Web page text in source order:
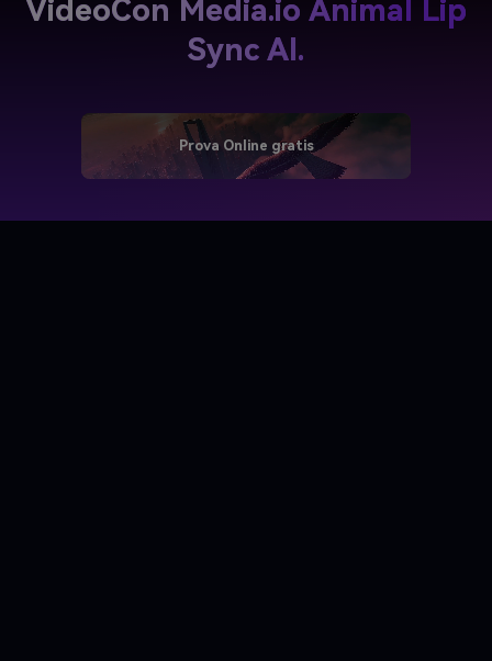
VideoCon Media.io Animal Lip
Sync AI.
Prova Online gratis